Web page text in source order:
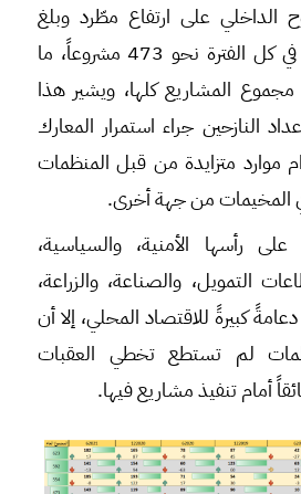
الداخلي على ارتفاع مطّرد وبلغ
مجموع المشاريع في كل الفترة نحو 473 مشروعاً، ما
من مجموع المشاريع كلها، ويشير هذا
النازحين جراء استمرار المعارك
متزايدة من قبل المنظمات
المخيمات من جهة أخرى.
رأسها الأمنية، والسياسية،
التمويل، والصناعة، والزراعة،
كبيرةً للاقتصاد المحلي، إلا أن
لم تستطع تخطي العقبات
أمام تنفيذ مشاريع فيها.